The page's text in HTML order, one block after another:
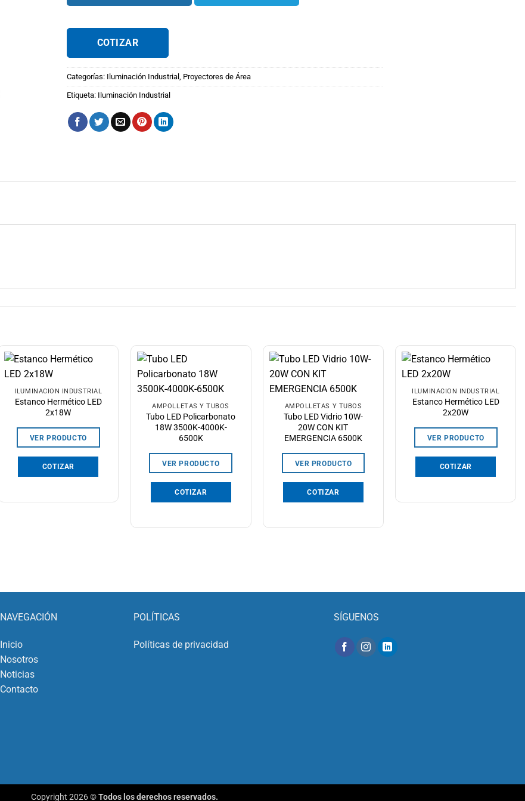
COTIZAR
Categorías: Iluminación Industrial , Proyectores de Área
Etiqueta: Iluminación Industrial
ILUMINACIÓN INDUSTRIAL
Estanco Hermético LED
2x18W
VER PRODUCTO
COTIZAR
AMPOLLETAS Y TUBOS
Tubo LED Policarbonato
18W 3500K-4000K-
6500K
VER PRODUCTO
COTIZAR
AMPOLLETAS Y TUBOS
Tubo LED Vidrio 10W-
20W CON KIT
EMERGENCIA 6500K
VER PRODUCTO
COTIZAR
ILUMINACIÓN INDUSTRIAL
Estanco Hermético LED
2x20W
VER PRODUCTO
COTIZAR
NAVEGACIÓN
Inicio
Nosotros
Noticias
Contacto
POLÍTICAS
Políticas de privacidad
SÍGUENOS
Copyright 2026 ©Todos los derechos reservados.